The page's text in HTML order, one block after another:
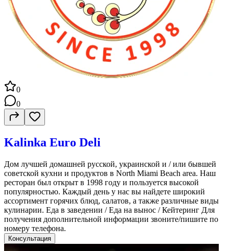
0
0
Kalinka Euro Deli
Дом лучшей домашней русской, украинской и / или бывшей
советской кухни и продуктов в North Miami Beach area. Наш
ресторан был открыт в 1998 году и пользуется высокой
популярностью. Каждый день у нас вы найдете широкий
ассортимент горячих блюд, салатов, а также различные виды
кулинарии. Еда в заведении / Еда на вынос / Кейтеринг Для
получения дополнительной информации звоните/пишите по
номеру телефона.
Консультация